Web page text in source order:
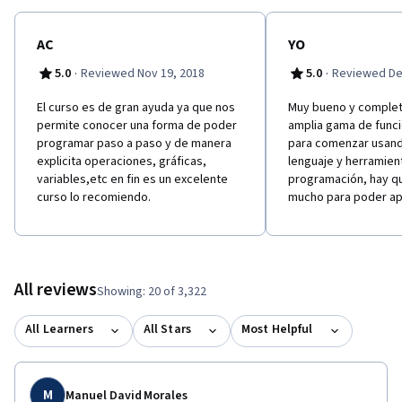
AC
5.0 · Reviewed Nov 19, 2018
El curso es de gran ayuda ya que nos
permite conocer una forma de poder
programar paso a paso y de manera
explicita operaciones, gráficas,
variables,etc en fin es un excelente
curso lo recomiendo.
YO
5.0 · Reviewed
Muy bueno y
amplia gama de
para comenzar
lenguaje y
programación, hay
mucho para poder
All reviewsShowing: 20 of 3,322
All Learners All Stars Most Helpful
M Manuel David Morales